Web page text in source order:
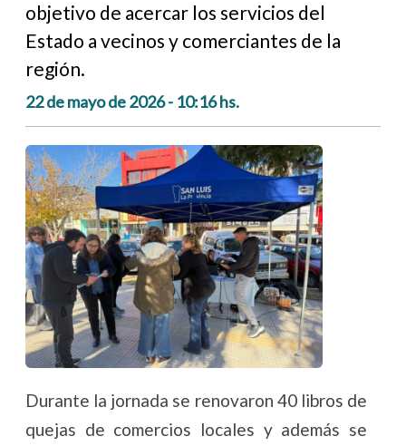
objetivo de acercar los servicios del
Estado a vecinos y comerciantes de la
región.
22 de mayo de 2026 - 10:16 hs.
Durante la jornada se renovaron 40 libros de
quejas de comercios locales y además se